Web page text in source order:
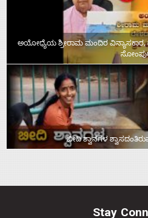
ಅಯೋಧ್ಯೆಯ ಶ್ರೀರಾಮ ಮಂದಿರ ವಿನ್ಯಾಸಕಾರ,
ಬೀದಿ ಶ್ವಾನಗಳ
Stay